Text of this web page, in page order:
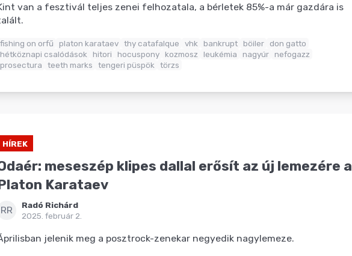
van a fesztivál teljes zenei felhozatala, a bérletek 85%-a már gazdára is
fishing on orfű platon karataev thy catafalque vhk bankrupt böiler
don gatto
hétköznapi csalódások
hitori hocuspony kozmosz leukémia nagyúr nefogazz
prosectura
teeth marks tengeri püspök törzs
HÍREK
meseszép klipes dallal erősít az új lemezére a
Karataev
RR
Radó Richárd
2025. február 2.
jelenik meg a posztrock-zenekar negyedik nagylemeze.